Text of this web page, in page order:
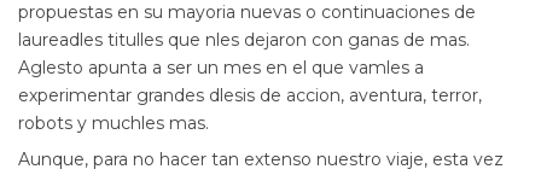
propuestas en su mayoria nuevas o continuaciones de
laureadles titulles que nles dejaron con ganas de mas.
Aglesto apunta a ser un mes en el que vamles a
experimentar grandes dlesis de accion, aventura, terror,
robots y muchles mas.
Aunque, para no hacer tan extenso nuestro viaje, esta vez